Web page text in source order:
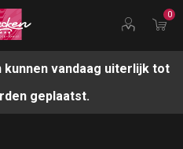
0
vandaag uiterlijk tot
geplaatst.